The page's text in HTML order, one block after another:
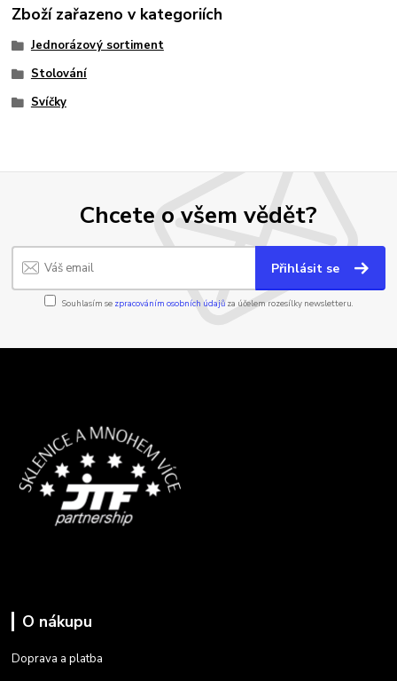
Zboží zařazeno v kategoriích
Jednorázový sortiment
Stolování
Svíčky
Chcete o všem vědět?
Přihlásit se
Souhlasím se zpracováním osobních údajůza účelem rozesílky newsletteru.
O nákupu
Doprava a platba